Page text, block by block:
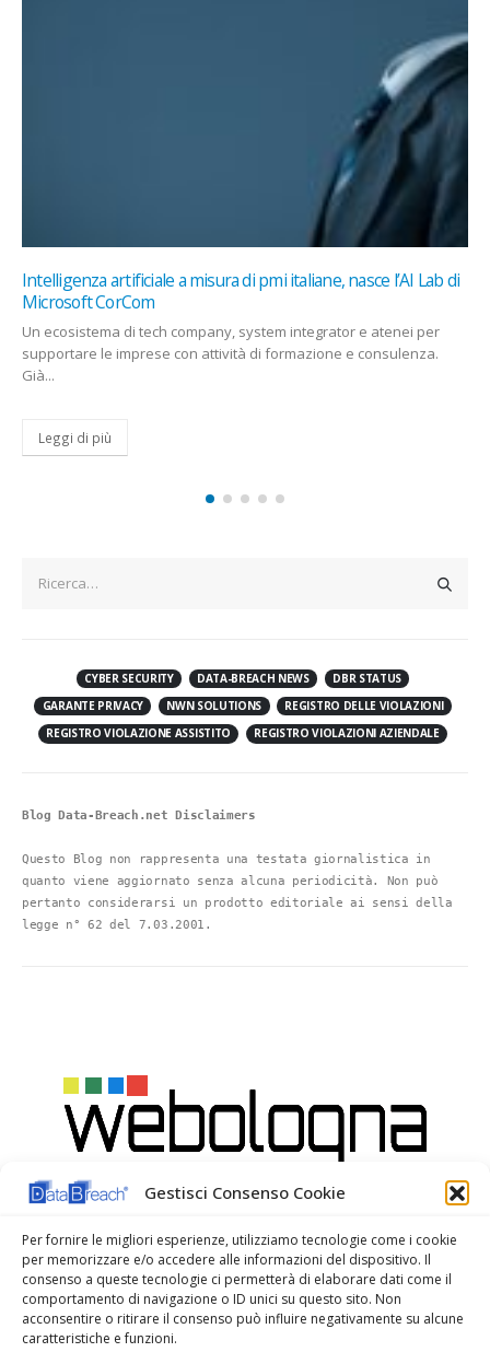
Gestisci Consenso Cookie
Per fornire le migliori esperienze, utilizziamo tecnologie come i cookie
per memorizzare e/o accedere alle informazioni del dispositivo. Il
consenso a queste tecnologie ci permetterà di elaborare dati come il
comportamento di navigazione o ID unici su questo sito. Non
acconsentire o ritirare il consenso può influire negativamente su alcune
caratteristiche e funzioni.
Manipolazione e inganno nei robot sociali: i paletti dell’AI
ActAndrea Bertolini, Rocco Limongelli, Alessandra Rossi e
Silvia Rossi
I robot sociali trovano spazio in settori diversi, ma l’AI Act stabilisce
regole stringenti sulle pratiche ingannevoli e manipolative,
Leggi di più
CYBER SECURITY DATA-BREACH NEWS
DBR STATUS
GARANTE PRIVACY
NWN SOLUTIONS
REGISTRO DELLE VIOLAZIONI
Questo Blog non rappresenta una testata giornalistica in
quanto viene aggiornato senza alcuna periodicità. Non può
pertanto considerarsi un prodotto editoriale ai sensi della